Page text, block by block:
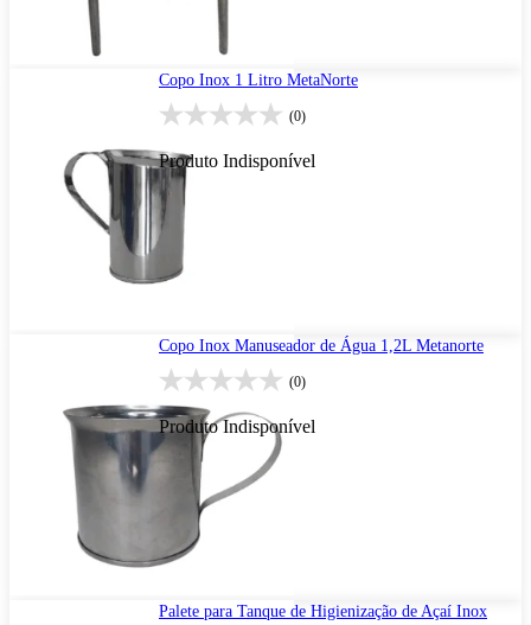
Copo Inox 1 Litro MetaNorte
(0)
Produto Indisponível
Copo Inox Manuseador de Água 1,2L Metanorte
(0)
Produto Indisponível
Palete para Tanque de Higienização de Açaí Inox